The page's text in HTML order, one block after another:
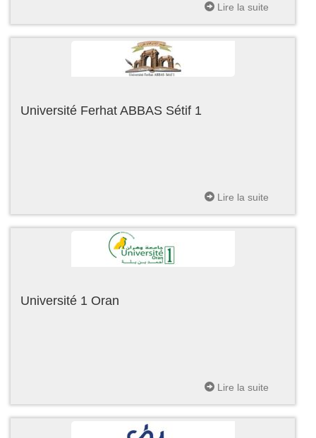
Lire la suite
Université Ferhat ABBAS Sétif 1
Lire la suite
Université 1 Oran
Lire la suite